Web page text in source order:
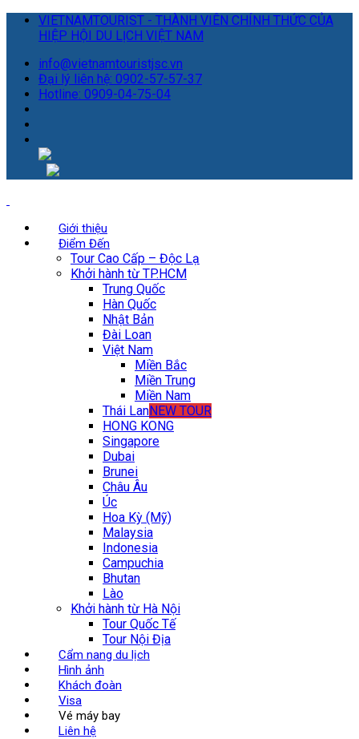
VIETNAMTOURIST - THÀNH VIÊN CHÍNH THỨC CỦA
HIỆP HỘI DU LỊCH VIỆT NAM
info@vietnamtouristjsc.vn
Đại lý liên hệ: 0902-57-57-37
Hotline: 0909-04-75-04
Giới thiệu
Điểm Đến
Tour Cao Cấp – Độc Lạ
Khởi hành từ TP.HCM
Trung Quốc
Hàn Quốc
Nhật Bản
Đài Loan
Việt Nam
Miền Bắc
Miền Trung
Miền Nam
Thái LanNEW TOUR
HONG KONG
Singapore
Dubai
Brunei
Châu Âu
Úc
Hoa Kỳ (Mỹ)
Malaysia
Indonesia
Campuchia
Bhutan
Lào
Khởi hành từ Hà Nội
Tour Quốc Tế
Tour Nội Địa
Cẩm nang du lịch
Hình ảnh
Khách đoàn
Visa
Vé máy bay
Liên hệ